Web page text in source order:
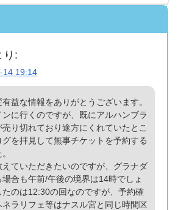
り:
14 19:14
益な情報をありがとうございます。
に行くのですが、既にアルハンブラ
り切れており途方にくれていたとこ
を拝見して無事チケットを予約する
えていただきたいのですが、グラナダ
合も午前/午後の境界は14時でしょ
たのは12:30の回なのですが、予約確
ラリフェ等はナスル宮と同じ時間区